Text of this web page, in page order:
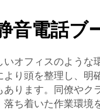
音電話ブ
オフィスのよう
り頭を整理し、
ります。同僚や
ち着いた作業環境